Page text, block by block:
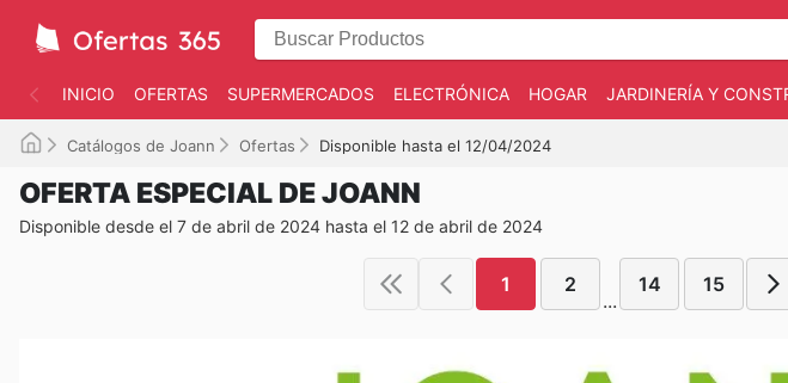
INICIO OFERTAS SUPERMERCADOS ELECTRÓNICA HOGAR JARDINERÍA Y
Catálogos de Joann Ofertas Disponible hasta el 12/04/2024
OFERTA ESPECIAL DE JOANN
Disponible desde el 7 de abril de 2024 hasta el 12 de abril de 2024
1 2
...
14 15